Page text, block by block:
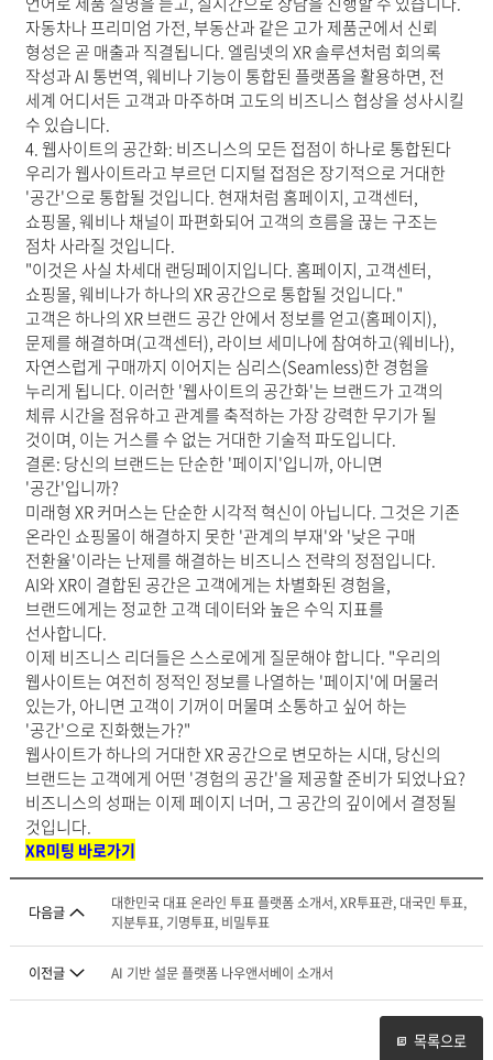
자동차나 프리미엄 가전, 부동산과 같은 고가 제품군에서 신뢰
형성은 곧 매출과 직결됩니다. 엘림넷의 XR 솔루션처럼 회의록
작성과 AI 통번역, 웨비나 기능이 통합된 플랫폼을 활용하면, 전
세계 어디서든 고객과 마주하며 고도의 비즈니스 협상을 성사시킬
수 있습니다.
4. 웹사이트의 공간화: 비즈니스의 모든 접점이 하나로 통합된다
우리가 웹사이트라고 부르던 디지털 접점은 장기적으로 거대한
'공간'으로 통합될 것입니다. 현재처럼 홈페이지, 고객센터,
쇼핑몰, 웨비나 채널이 파편화되어 고객의 흐름을 끊는 구조는
점차 사라질 것입니다.
"이것은 사실 차세대 랜딩페이지입니다. 홈페이지, 고객센터,
쇼핑몰, 웨비나가 하나의 XR 공간으로 통합될 것입니다."
고객은 하나의 XR 브랜드 공간 안에서 정보를 얻고(홈페이지),
문제를 해결하며(고객센터), 라이브 세미나에 참여하고(웨비나),
자연스럽게 구매까지 이어지는 심리스(Seamless)한 경험을
누리게 됩니다. 이러한 '웹사이트의 공간화'는 브랜드가 고객의
체류 시간을 점유하고 관계를 축적하는 가장 강력한 무기가 될
것이며, 이는 거스를 수 없는 거대한 기술적 파도입니다.
결론: 당신의 브랜드는 단순한 '페이지'입니까, 아니면
'공간'입니까?
미래형 XR 커머스는 단순한 시각적 혁신이 아닙니다. 그것은 기존
온라인 쇼핑몰이 해결하지 못한 '관계의 부재'와 '낮은 구매
전환율'이라는 난제를 해결하는 비즈니스 전략의 정점입니다.
AI와 XR이 결합된 공간은 고객에게는 차별화된 경험을,
브랜드에게는 정교한 고객 데이터와 높은 수익 지표를
선사합니다.
이제 비즈니스 리더들은 스스로에게 질문해야 합니다. "우리의
웹사이트는 여전히 정적인 정보를 나열하는 '페이지'에 머물러
있는가, 아니면 고객이 기꺼이 머물며 소통하고 싶어 하는
'공간'으로 진화했는가?"
웹사이트가 하나의 거대한 XR 공간으로 변모하는 시대, 당신의
브랜드는 고객에게 어떤 '경험의 공간'을 제공할 준비가 되었나요?
비즈니스의 성패는 이제 페이지 너머, 그 공간의 깊이에서 결정될
것입니다.
XR미팅 바로가기
다음글
대한민국 대표 온라인 투표 플랫폼 소개서, XR투표관, 대국민 투표,
지분투표, 기명투표, 비밀투표
이전글 AI 기반 설문 플랫폼 나우앤서베이 소개서
목록으로